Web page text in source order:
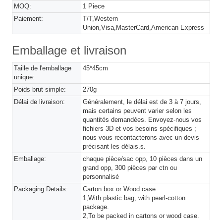
MOQ:
1 Piece
Paiement:
T/T,Western
Union,Visa,MasterCard,American Express
Emballage et livraison
Taille de l'emballage
unique:
45*45cm
Poids brut simple:
270g
Délai de livraison:
Généralement, le délai est de 3 à 7 jours,
mais certains peuvent varier selon les
quantités demandées. Envoyez-nous vos
fichiers 3D et vos besoins spécifiques ;
nous vous recontacterons avec un devis
précisant les délais.s.
Emballage:
chaque pièce/sac opp, 10 pièces dans un
grand opp, 300 pièces par ctn ou
personnalisé
Packaging Details:
Carton box or Wood case
1,With plastic bag, with pearl-cotton
package.
2,To be packed in cartons or wood case.